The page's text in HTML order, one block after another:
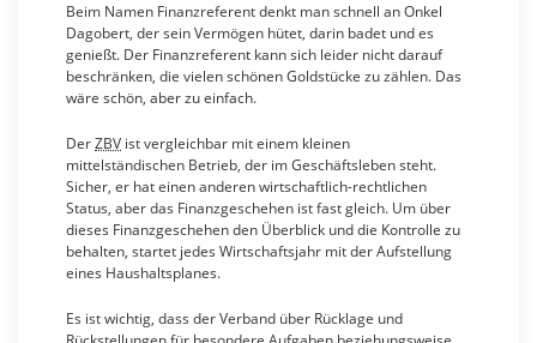
Beim Namen Finanzreferent denkt man schnell an Onkel
Dagobert, der sein Vermögen hütet, darin badet und es
genießt. Der Finanzreferent kann sich leider nicht darauf
beschränken, die vielen schönen Goldstücke zu zählen. Das
wäre schön, aber zu einfach.
DerZBV ist vergleichbar mit einem kleinen
mittelständischen Betrieb, der im Geschäftsleben steht.
Sicher, er hat einen anderen wirtschaftlich-rechtlichen
Status, aber das Finanzgeschehen ist fast gleich. Um über
dieses Finanzgeschehen den Überblick und die Kontrolle zu
behalten, startet jedes Wirtschaftsjahr mit der Aufstellung
eines Haushaltsplanes.
Es ist wichtig, dass der Verband über Rücklage und